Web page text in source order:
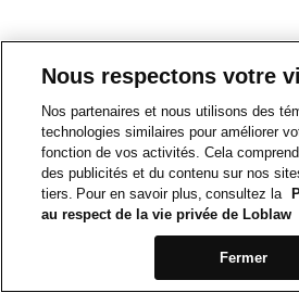
Nous respectons votre
Nos partenaires et nous utilisons des
technologies similaires pour améliorer
fonction de vos activités. Cela
des publicités et du contenu sur nos
tiers. Pour en savoir plus, consultez la
au respect de la vie privée de Loblaw
Fermer